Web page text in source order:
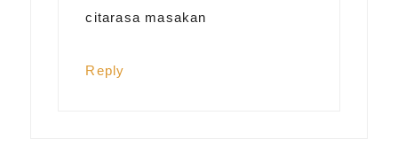
citarasa masakan
Reply